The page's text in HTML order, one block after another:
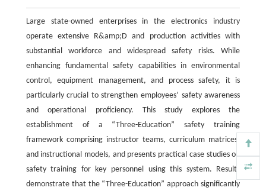
Large state-owned enterprises in the electronics industry
operate extensive R&amp;D and production activities with
substantial workforce and widespread safety risks. While
enhancing fundamental safety capabilities in environmental
control, equipment management, and process safety, it is
particularly crucial to strengthen employees’ safety awareness
and operational proficiency. This study explores the
establishment of a “Three-Education” safety training
framework comprising instructor teams, curriculum matrices,
and instructional models, and presents practical case studies on
safety training for key personnel using this system. Results
demonstrate that the “Three-Education” approach significantly